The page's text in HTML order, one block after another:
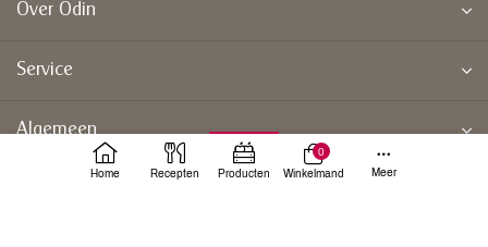
Over Odin
Service
Algemeen
Home Recepten Producten
0
Winkelmand
Meer